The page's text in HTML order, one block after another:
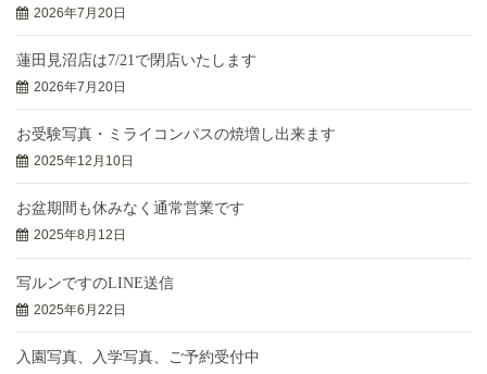
2026年7月20日
蓮田見沼店は7/21で閉店いたします
2026年7月20日
お受験写真・ミライコンパスの焼増し出来ます
2025年12月10日
お盆期間も休みなく通常営業です
2025年8月12日
写ルンですのLINE送信
2025年6月22日
入園写真、入学写真、ご予約受付中